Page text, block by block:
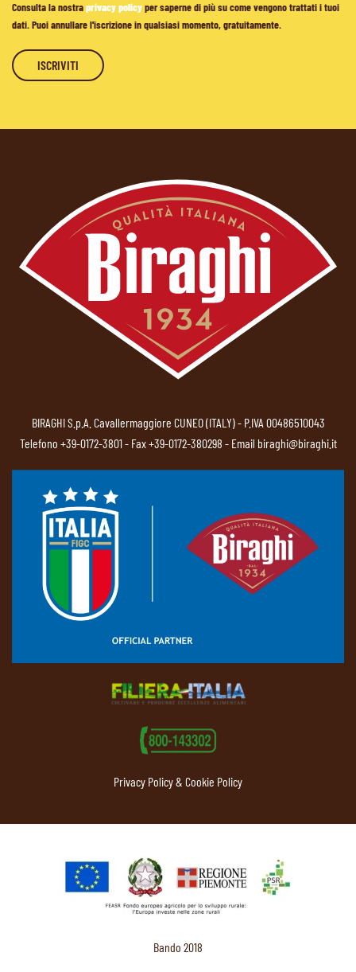
Consulta la nostraprivacy policyper saperne di più su come vengono trattati i tuoi
dati. Puoi annullare l'iscrizione in qualsiasi momento, gratuitamente.
BIRAGHI S.p.A. Cavallermaggiore CUNEO (ITALY) - P.IVA 00486510043
Telefono +39-0172-3801- Fax +39-0172-380298 - Email biraghi@biraghi.it
Privacy Policy & Cookie Policy
Bando 2018